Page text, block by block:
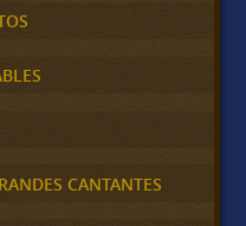
CANTANTES